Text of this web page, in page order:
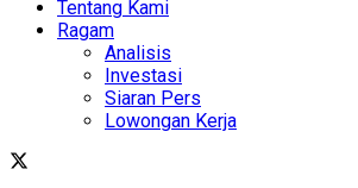
Tentang Kami
Ragam
Analisis
Investasi
Siaran Pers
Lowongan Kerja